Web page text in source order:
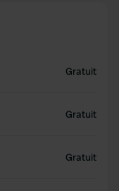
Gratuit
Gratuit
Gratuit